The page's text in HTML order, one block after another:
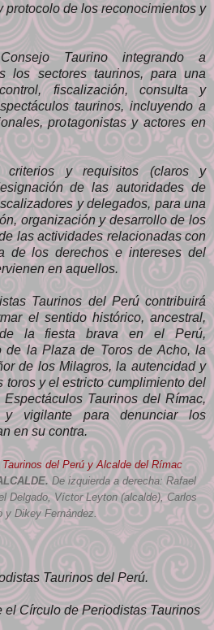
protocolo de los reconocimientos y
Taurino integrando a
los sectores taurinos, para una
fiscalización, consulta y
taurinos, incluyendo a
protagonistas y actores en
criterios y requisitos (claros y
de las autoridades de
y delegados, para una
organización y desarrollo de los
las actividades relacionadas con
de los derechos e intereses del
en aquellos.
Taurinos del Perú contribuirá
el sentido histórico, ancestral,
la fiesta brava en el Perú,
de la Plaza de Toros de Acho, la
de los Milagros, la autencidad y
toros y el estricto cumplimiento del
Taurinos del Rímac,
y vigilante para denunciar los
en su contra.
De izquierda a derecha: Rafael
Delgado, Víctor Leyton (alcalde), Carlos
y Dikey Fernández.
Taurinos del Perú.
el Círculo de Periodistas Taurinos